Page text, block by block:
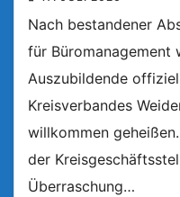
Nach bestandener
für Büromanagement
Auszubildende
Kreisverbandes
willkommen
der
Überraschung…